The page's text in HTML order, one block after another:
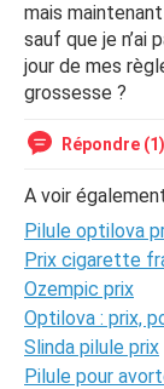
mais
sauf que je n’ai
jour de mes
grossesse ?
Répondre (1)
A voir
Pilule optilova
Prix cigarette
Ozempic prix
Optilova : prix,
Slinda pilule prix
Pilule pour